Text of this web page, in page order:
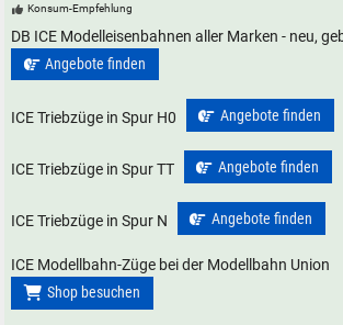
Konsum-Empfehlung
DB ICE Modelleisenbahnen aller Marken - neu,
Angebote finden
ICE Triebzüge in Spur H0 Angebote finden
ICE Triebzüge in Spur TT Angebote finden
ICE Triebzüge in Spur N Angebote finden
ICE Modellbahn-Züge bei der Modellbahn Union
Shop besuchen